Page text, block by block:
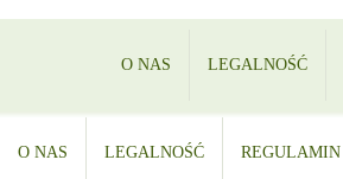
O NAS LEGALNOŚĆ
O NAS LEGALNOŚĆ REGULAMIN